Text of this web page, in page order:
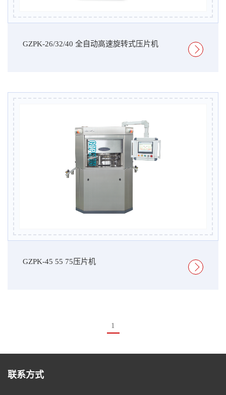
GZPK-26/32/40 全自动高速旋转式压片机
GZPK-45 55 75压片机
1
联系方式